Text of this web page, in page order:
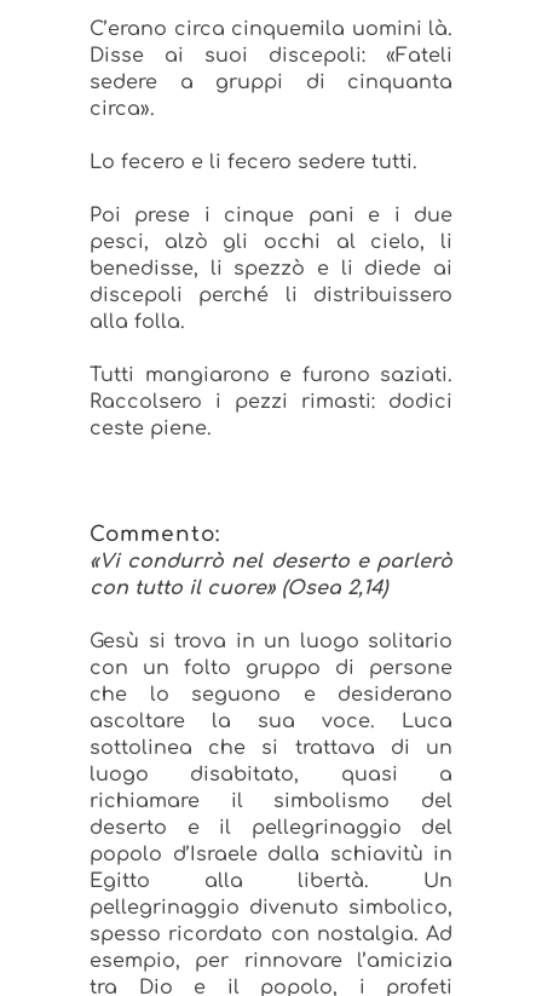
C’erano circa cinquemila uomini là.
Disse ai suoi discepoli: «Fateli
sedere a gruppi di cinquanta
circa».
Lo fecero e li fecero sedere tutti.
Poi prese i cinque pani e i due
pesci, alzò gli occhi al cielo, li
benedisse, li spezzò e li diede ai
discepoli perché li distribuissero
alla folla.
Tutti mangiarono e furono saziati.
Raccolsero i pezzi rimasti: dodici
ceste piene.
Commento:
«Vi condurrò nel deserto e parlerò
con tutto il cuore» (Osea 2,14)
Gesù si trova in un luogo solitario
con un folto gruppo di persone
che lo seguono e desiderano
ascoltare la sua voce. Luca
sottolinea che si trattava di un
luogo disabitato, quasi a
richiamare il simbolismo del
deserto e il pellegrinaggio del
popolo d’Israele dalla schiavitù in
Egitto alla libertà. Un
pellegrinaggio divenuto simbolico,
spesso ricordato con nostalgia. Ad
esempio, per rinnovare l’amicizia
tra Dio e il popolo, i profeti